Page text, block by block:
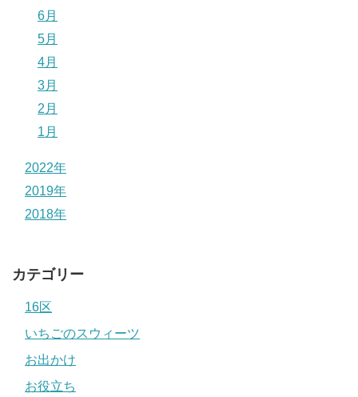
6月
5月
4月
3月
2月
1月
2022年
2019年
2018年
カテゴリー
16区
いちごのスウィーツ
お出かけ
お役立ち